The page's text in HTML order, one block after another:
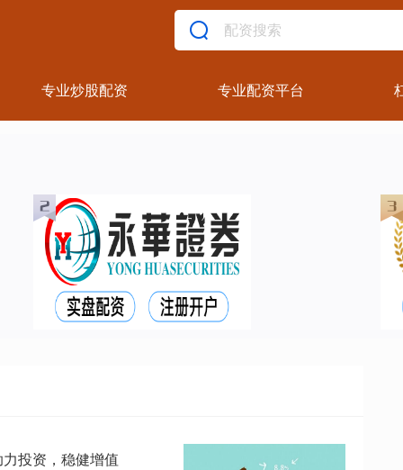
专业炒股配资 专业配资平台
投资，稳健增值